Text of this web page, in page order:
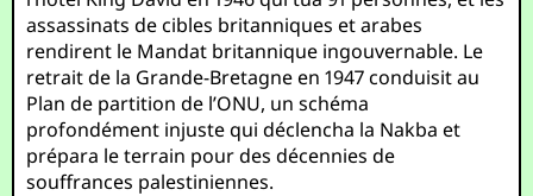
assassinats de cibles britanniques et arabes
rendirent le Mandat britannique ingouvernable. Le
retrait de la Grande-Bretagne en 1947 conduisit au
Plan de partition de l’ONU, un schéma
profondément injuste qui déclencha la Nakba et
prépara le terrain pour des décennies de
souffrances palestiniennes.